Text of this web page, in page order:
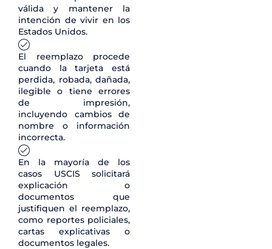
válida y mantener la
intención de vivir en los
Estados Unidos.
El reemplazo procede
cuando la tarjeta está
perdida, robada, dañada,
ilegible o tiene errores
de impresión,
incluyendo cambios de
nombre o información
incorrecta.
En la mayoría de los
casos USCIS solicitará
explicación o
documentos que
justifiquen el reemplazo,
como reportes policiales,
cartas explicativas o
documentos legales.